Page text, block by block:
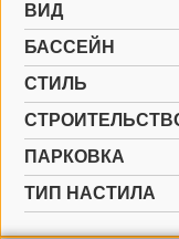
ВИД
БАССЕЙН
СТИЛЬ
ПАРКОВКА
ТИП НАСТИЛА